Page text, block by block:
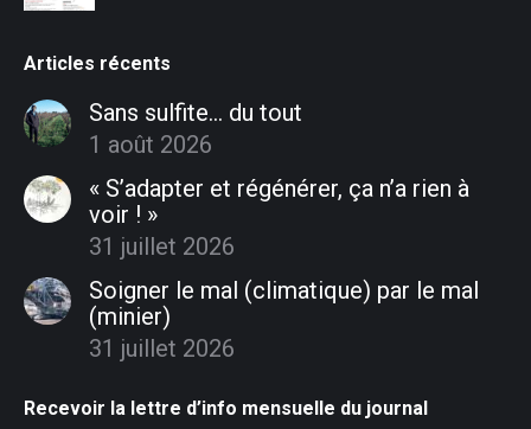
Articles récents
Sans sulfite… du tout
1 août 2026
« S’adapter et régénérer, ça n’a rien à
voir ! »
31 juillet 2026
Soigner le mal (climatique) par le mal
(minier)
31 juillet 2026
Recevoir la lettre d’info mensuelle du journal